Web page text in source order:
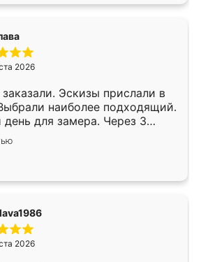
2026
Эскизы прислали в
наиболее подходящий.
день для замера. Через 3
была уже готова. Остались
Спасибо Ренессанс
работу!
2026